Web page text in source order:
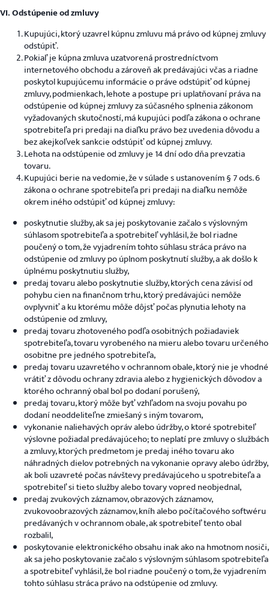
VI. Odstúpenie od zmluvy
Kupujúci, ktorý uzavrel kúpnu zmluvu má právo od kúpnej zmluvy
odstúpiť.
Pokiaľ je kúpna zmluva uzatvorená prostredníctvom
internetového obchodu a zároveň ak predávajúci včas a riadne
poskytol kupujúcemu informácie o práve odstúpiť od kúpnej
zmluvy, podmienkach, lehote a postupe pri uplatňovaní práva na
odstúpenie od kúpnej zmluvy za súčasného splnenia zákonom
vyžadovaných skutočností, má kupujúci podľa zákona o ochrane
spotrebiteľa pri predaji na diaľku právo bez uvedenia dôvodu a
bez akejkoľvek sankcie odstúpiť od kúpnej zmluvy.
Lehota na odstúpenie od zmluvy je 14 dní odo dňa prevzatia
tovaru.
Kupujúci berie na vedomie, že v súlade s ustanovením § 7 ods. 6
zákona o ochrane spotrebiteľa pri predaji na diaľku nemôže
okrem iného odstúpiť od kúpnej zmluvy:
poskytnutie služby, ak sa jej poskytovanie začalo s výslovným
súhlasom spotrebiteľa a spotrebiteľ vyhlásil, že bol riadne
poučený o tom, že vyjadrením tohto súhlasu stráca právo na
odstúpenie od zmluvy po úplnom poskytnutí služby, a ak došlo k
úplnému poskytnutiu služby,
predaj tovaru alebo poskytnutie služby, ktorých cena závisí od
pohybu cien na finančnom trhu, ktorý predávajúci nemôže
ovplyvniť a ku ktorému môže dôjsť počas plynutia lehoty na
odstúpenie od zmluvy,
predaj tovaru zhotoveného podľa osobitných požiadaviek
spotrebiteľa, tovaru vyrobeného na mieru alebo tovaru určeného
osobitne pre jedného spotrebiteľa,
predaj tovaru uzavretého v ochrannom obale, ktorý nie je vhodné
vrátiť z dôvodu ochrany zdravia alebo z hygienických dôvodov a
ktorého ochranný obal bol po dodaní porušený,
predaj tovaru, ktorý môže byť vzhľadom na svoju povahu po
dodaní neoddeliteľne zmiešaný s iným tovarom,
vykonanie naliehavých opráv alebo údržby, o ktoré spotrebiteľ
výslovne požiadal predávajúceho; to neplatí pre zmluvy o službách
a zmluvy, ktorých predmetom je predaj iného tovaru ako
náhradných dielov potrebných na vykonanie opravy alebo údržby,
ak boli uzavreté počas návštevy predávajúceho u spotrebiteľa a
spotrebiteľ si tieto služby alebo tovary vopred neobjednal,
predaj zvukových záznamov, obrazových záznamov,
zvukovoobrazových záznamov, kníh alebo počítačového softwéru
predávaných v ochrannom obale, ak spotrebiteľ tento obal
rozbalil,
poskytovanie elektronického obsahu inak ako na hmotnom nosiči,
ak sa jeho poskytovanie začalo s výslovným súhlasom spotrebiteľa
a spotrebiteľ vyhlásil, že bol riadne poučený o tom, že vyjadrením
tohto súhlasu stráca právo na odstúpenie od zmluvy.